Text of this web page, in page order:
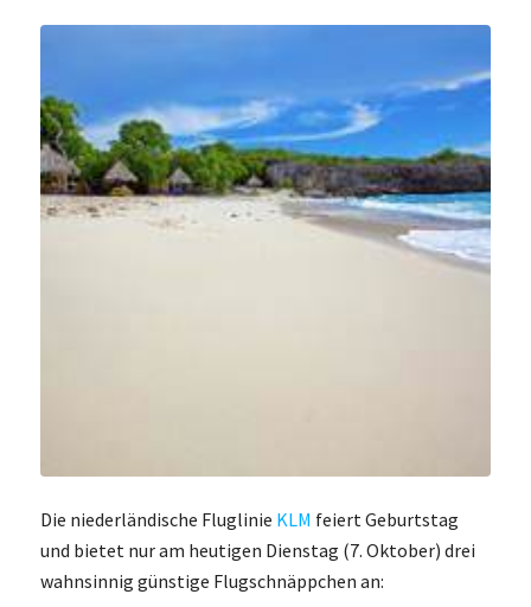
Die niederländische Fluglinie KLM feiert Geburtstag
und bietet nur am heutigen Dienstag (7. Oktober) drei
wahnsinnig günstige Flugschnäppchen an: